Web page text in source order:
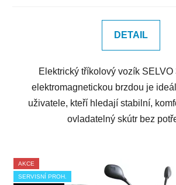
DETAIL
Elektrický tříkolový vozík SELVO
elektromagnetickou brzdou je
uživatele, kteří hledají stabilní,
ovladatelný skútr bez
AKCE
SERVISNÍ PROH.